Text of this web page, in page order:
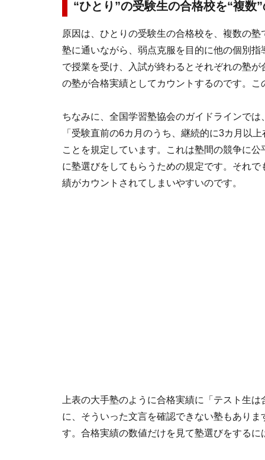
“ひとり”の受験生の合格校を“複数
原因は、ひとりの受験生の合格校を、複数の
塾に通いながら、弱点克服を目的に他の個別
で授業を受け、入試が終わるとそれぞれの塾
の塾が合格実績としてカウントするのです。
ちなみに、全国学習塾協会のガイドラインで
「受験直前の6カ月のうち、継続的に3カ月以
ことを規定しています。これは塾間の競争に
に塾選びをしてもらうための規定です。それ
績がカウントされてしまいやすいのです。
上表の大手塾のように合格実績に「テスト生
に、そういった文言を確認できない塾もあり
す。合格実績の数値だけを見て塾選びをするに